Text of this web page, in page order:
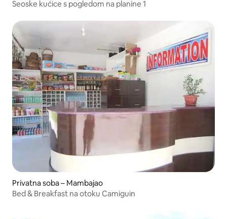
Seoske kućice s pogledom na planine 1
Privatna soba – Mambajao
Bed & Breakfast na otoku Camiguin